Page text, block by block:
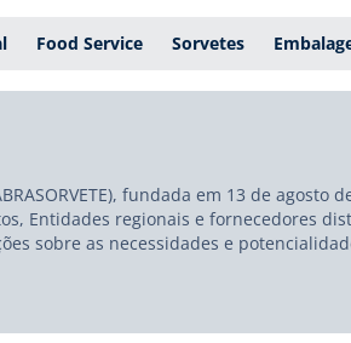
Food Service Sorvetes
fundada em 13 de
Entidades regionais e fornecedores
sobre as necessidades e
público. Com uma Diretoria atuante,